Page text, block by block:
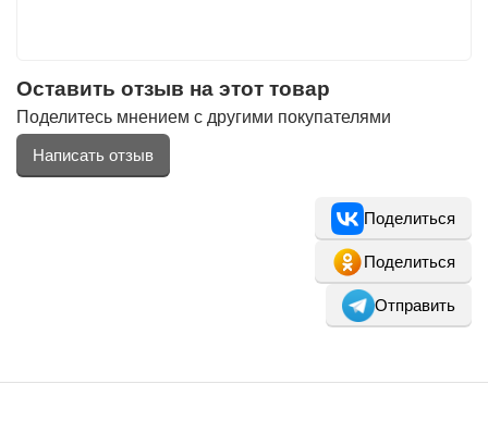
Оставить отзыв на этот товар
Поделитесь мнением с другими покупателями
Написать отзыв
Поделиться
Поделиться
Отправить